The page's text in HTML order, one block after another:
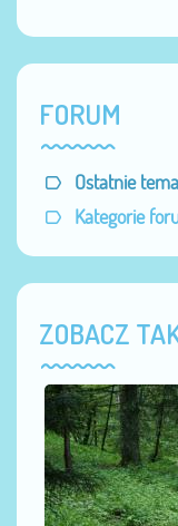
FORUM
Ostatnie
Kategorie
ZOBACZ